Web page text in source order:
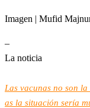
Imagen | Mufid
–
La noticia
Las vacunas no son
as la situación sería